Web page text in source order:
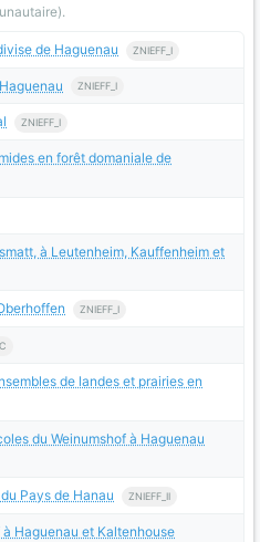
de Haguenau ZNIEFF_I
ZNIEFF_I
ZNIEFF_I
en forêt domaniale de
à Leutenheim, Kauffenheim et
ZNIEFF_I
de landes et prairies en
du Weinumshof à Haguenau
Pays de Hanau ZNIEFF_II
Haguenau et Kaltenhouse